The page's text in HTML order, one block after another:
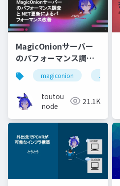
MagicOnionサーバー
のパフォーマンス調査
と.NET更新によるパフ
ォーマンス改善
magiconion .net
toutou
node
21.1K